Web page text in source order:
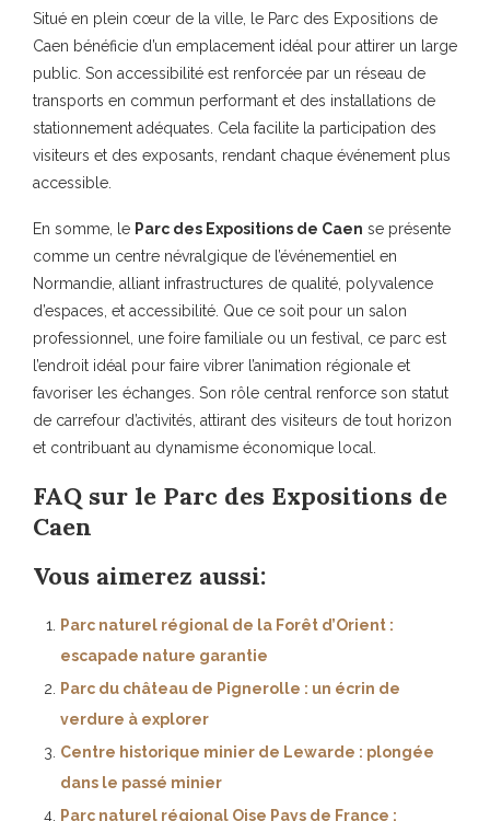
Situé en plein cœur de la ville, le Parc des Expositions de
Caen bénéficie d’un emplacement idéal pour attirer un large
public. Son accessibilité est renforcée par un réseau de
transports en commun performant et des installations de
stationnement adéquates. Cela facilite la participation des
visiteurs et des exposants, rendant chaque événement plus
accessible.
En somme, le Parc des Expositions de Caen se présente
comme un centre névralgique de l’événementiel en
Normandie, alliant infrastructures de qualité, polyvalence
d’espaces, et accessibilité. Que ce soit pour un salon
professionnel, une foire familiale ou un festival, ce parc est
l’endroit idéal pour faire vibrer l’animation régionale et
favoriser les échanges. Son rôle central renforce son statut
de carrefour d’activités, attirant des visiteurs de tout horizon
et contribuant au dynamisme économique local.
FAQ sur le Parc des Expositions de
Caen
Vous aimerez aussi:
Parc naturel régional de la Forêt d’Orient :
escapade nature garantie
Parc du château de Pignerolle : un écrin de
verdure à explorer
Centre historique minier de Lewarde : plongée
dans le passé minier
Parc naturel régional Oise Pays de France :